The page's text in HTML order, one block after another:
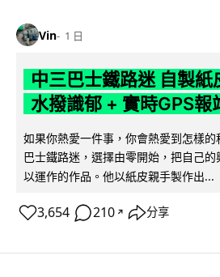
Vin 1 日
中三巴士鐵路迷 自製紙
水撥識郁 + 實時GPS報
如果你熱愛一件事，你會熱愛到怎樣
巴士鐵路迷，選擇由零開始，把自己
以運作的作品。他以紙皮親手製作出...
3,654 210 ↗ 分享